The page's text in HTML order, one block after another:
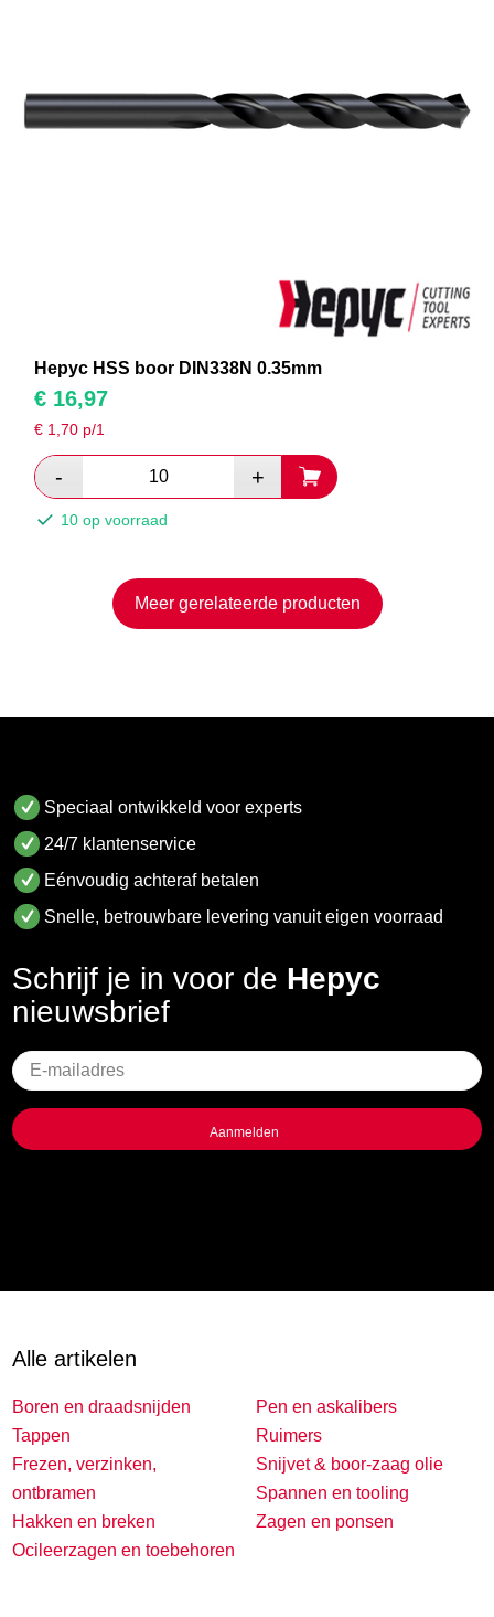
Hepyc HSS boor DIN338N 0.35mm
€ 16,97
€ 1,70 p/1
10 op voorraad
Meer gerelateerde producten
Speciaal ontwikkeld voor experts
24/7 klantenservice
Eénvoudig achteraf betalen
Snelle, betrouwbare levering vanuit eigen voorraad
Schrijf je in voor de Hepyc
nieuwsbrief
Geen
titel
Alle artikelen
Boren en draadsnijden
Tappen
Frezen, verzinken,
ontbramen
Hakken en breken
Ocileerzagen en toebehoren
Pen en askalibers
Ruimers
Snijvet & boor-zaag olie
Spannen en tooling
Zagen en ponsen